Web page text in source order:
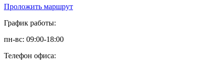
Проложить маршрут
График работы:
пн-вс: 09:00-18:00
Телефон офиса: